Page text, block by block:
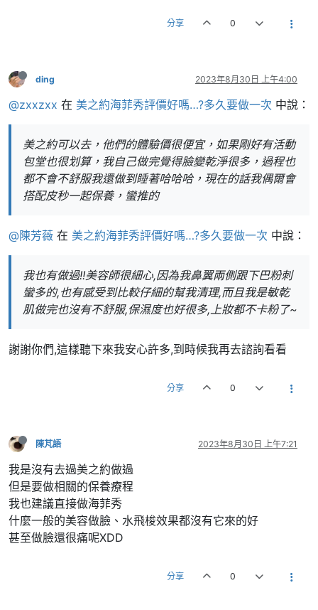
分享 0
ding 2023年8月30日 上午4:00
@zxxzxx 在 美之約海菲秀評價好嗎…?多久要做一次 中說：
美之約可以去，他們的體驗價很便宜，如果剛好有活動
包堂也很划算，我自己做完覺得臉變乾淨很多，過程也
都不會不舒服我還做到睡著哈哈哈，現在的話我偶爾會
搭配皮秒一起保養，蠻推的
@陳芳薇 在 美之約海菲秀評價好嗎…?多久要做一次 中說：
我也有做過!!美容師很細心,因為我鼻翼兩側跟下巴粉刺
蠻多的,也有感受到比較仔細的幫我清理,而且我是敏乾
肌做完也沒有不舒服,保濕度也好很多,上妝都不卡粉了~
謝謝你們,這樣聽下來我安心許多,到時候我再去諮詢看看
分享 0
陳芃語 2023年8月30日 上午7:21
我是沒有去過美之約做過
但是要做相關的保養療程
我也建議直接做海菲秀
什麼一般的美容做臉、水飛梭效果都沒有它來的好
甚至做臉還很痛呢XDD
分享 0